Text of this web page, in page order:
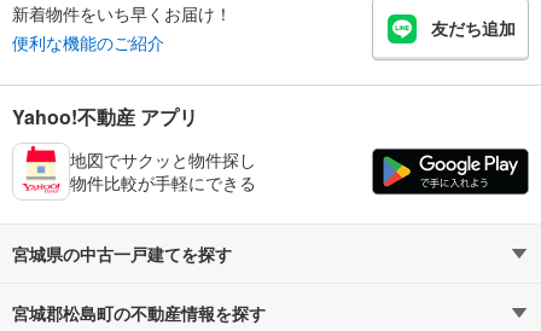
新着物件をいち早くお届け！
便利な機能のご紹介
友だち追加
Yahoo!不動産 アプリ
地図でサクッと物件探し
物件比較が手軽にできる
宮城県の中古一戸建てを探す
路線・駅から探す
宮城郡松島町の不動産情報を探す